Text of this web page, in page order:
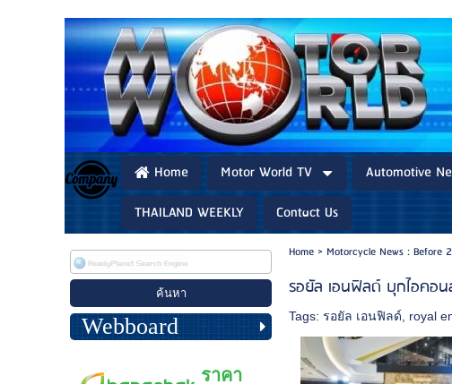
Home Motor World TV Automotive
THAILAND WEEKLY
Contact Us
Webboard
Home> Motorcycle News : Before
รอยัล เอนฟิลด์ บุกไอคอ
Tags:รอยัล เอนฟิลด์ royal